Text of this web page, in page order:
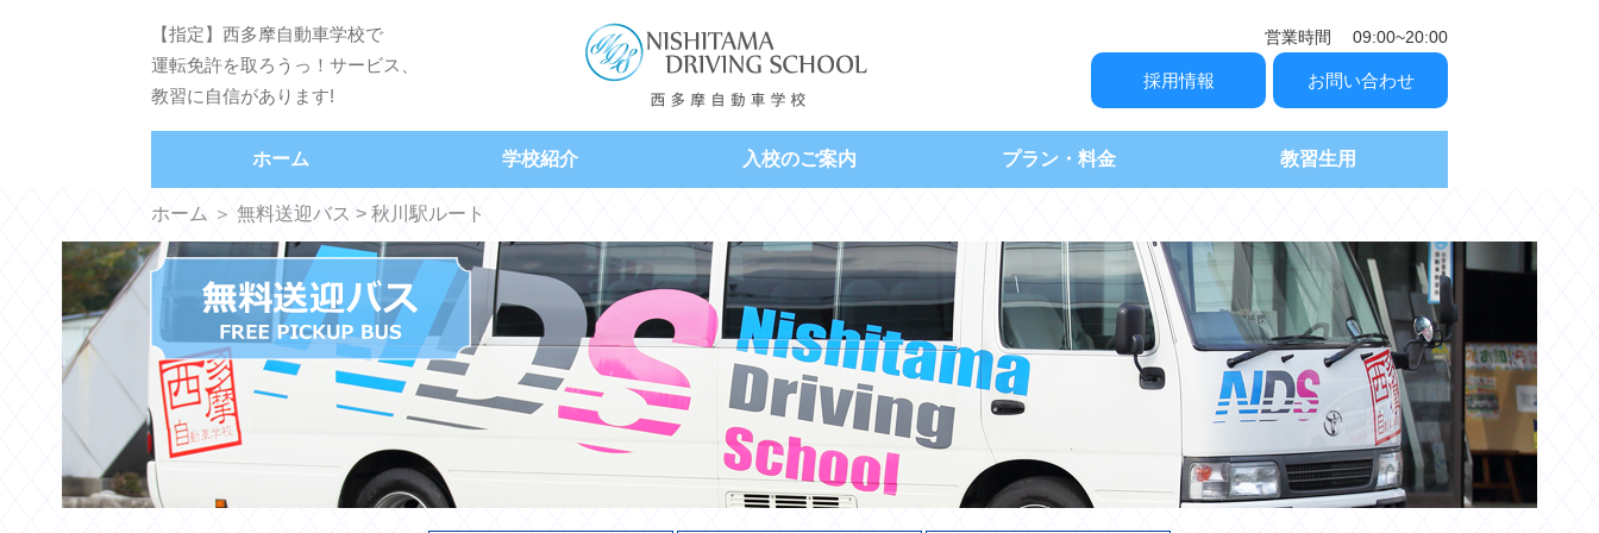
【指定】西多摩自動車学校で
運転免許を取ろうっ！サービス、
教習に自信があります!
営業時間 09:00~20:00
採用情報 お問い合わせ
ホーム 学校紹介 入校のご案内 プラン・料金 教習生用
ホーム ＞ 無料送迎バス > 秋川駅ルート